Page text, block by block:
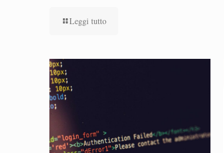
Leggi tutto